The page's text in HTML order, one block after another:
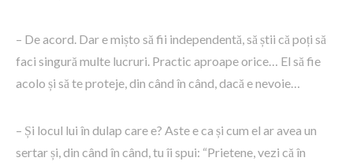
– De acord. Dar e mișto să fii independentă, să știi că poți să
faci singură multe lucruri. Practic aproape orice… El să fie
acolo și să te proteje, din când în când, dacă e nevoie…
– Și locul lui în dulap care e? Aste e ca și cum el ar avea un
sertar și, din când în când, tu îi spui: “Prietene, vezi că în